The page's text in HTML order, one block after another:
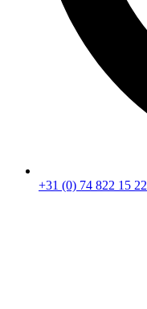
+31 (0) 74 822 15 22